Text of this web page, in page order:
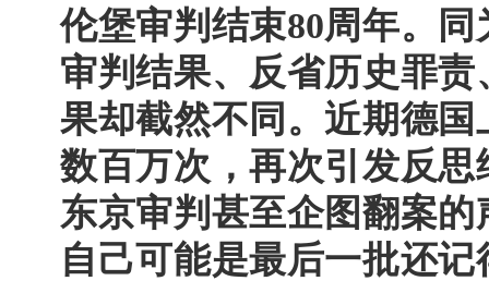
伦堡审判结束80周年。
审判结果、反省历史罪
果却截然不同。近期德
数百万次，再次引发反
东京审判甚至企图翻案
自己可能是最后一批还